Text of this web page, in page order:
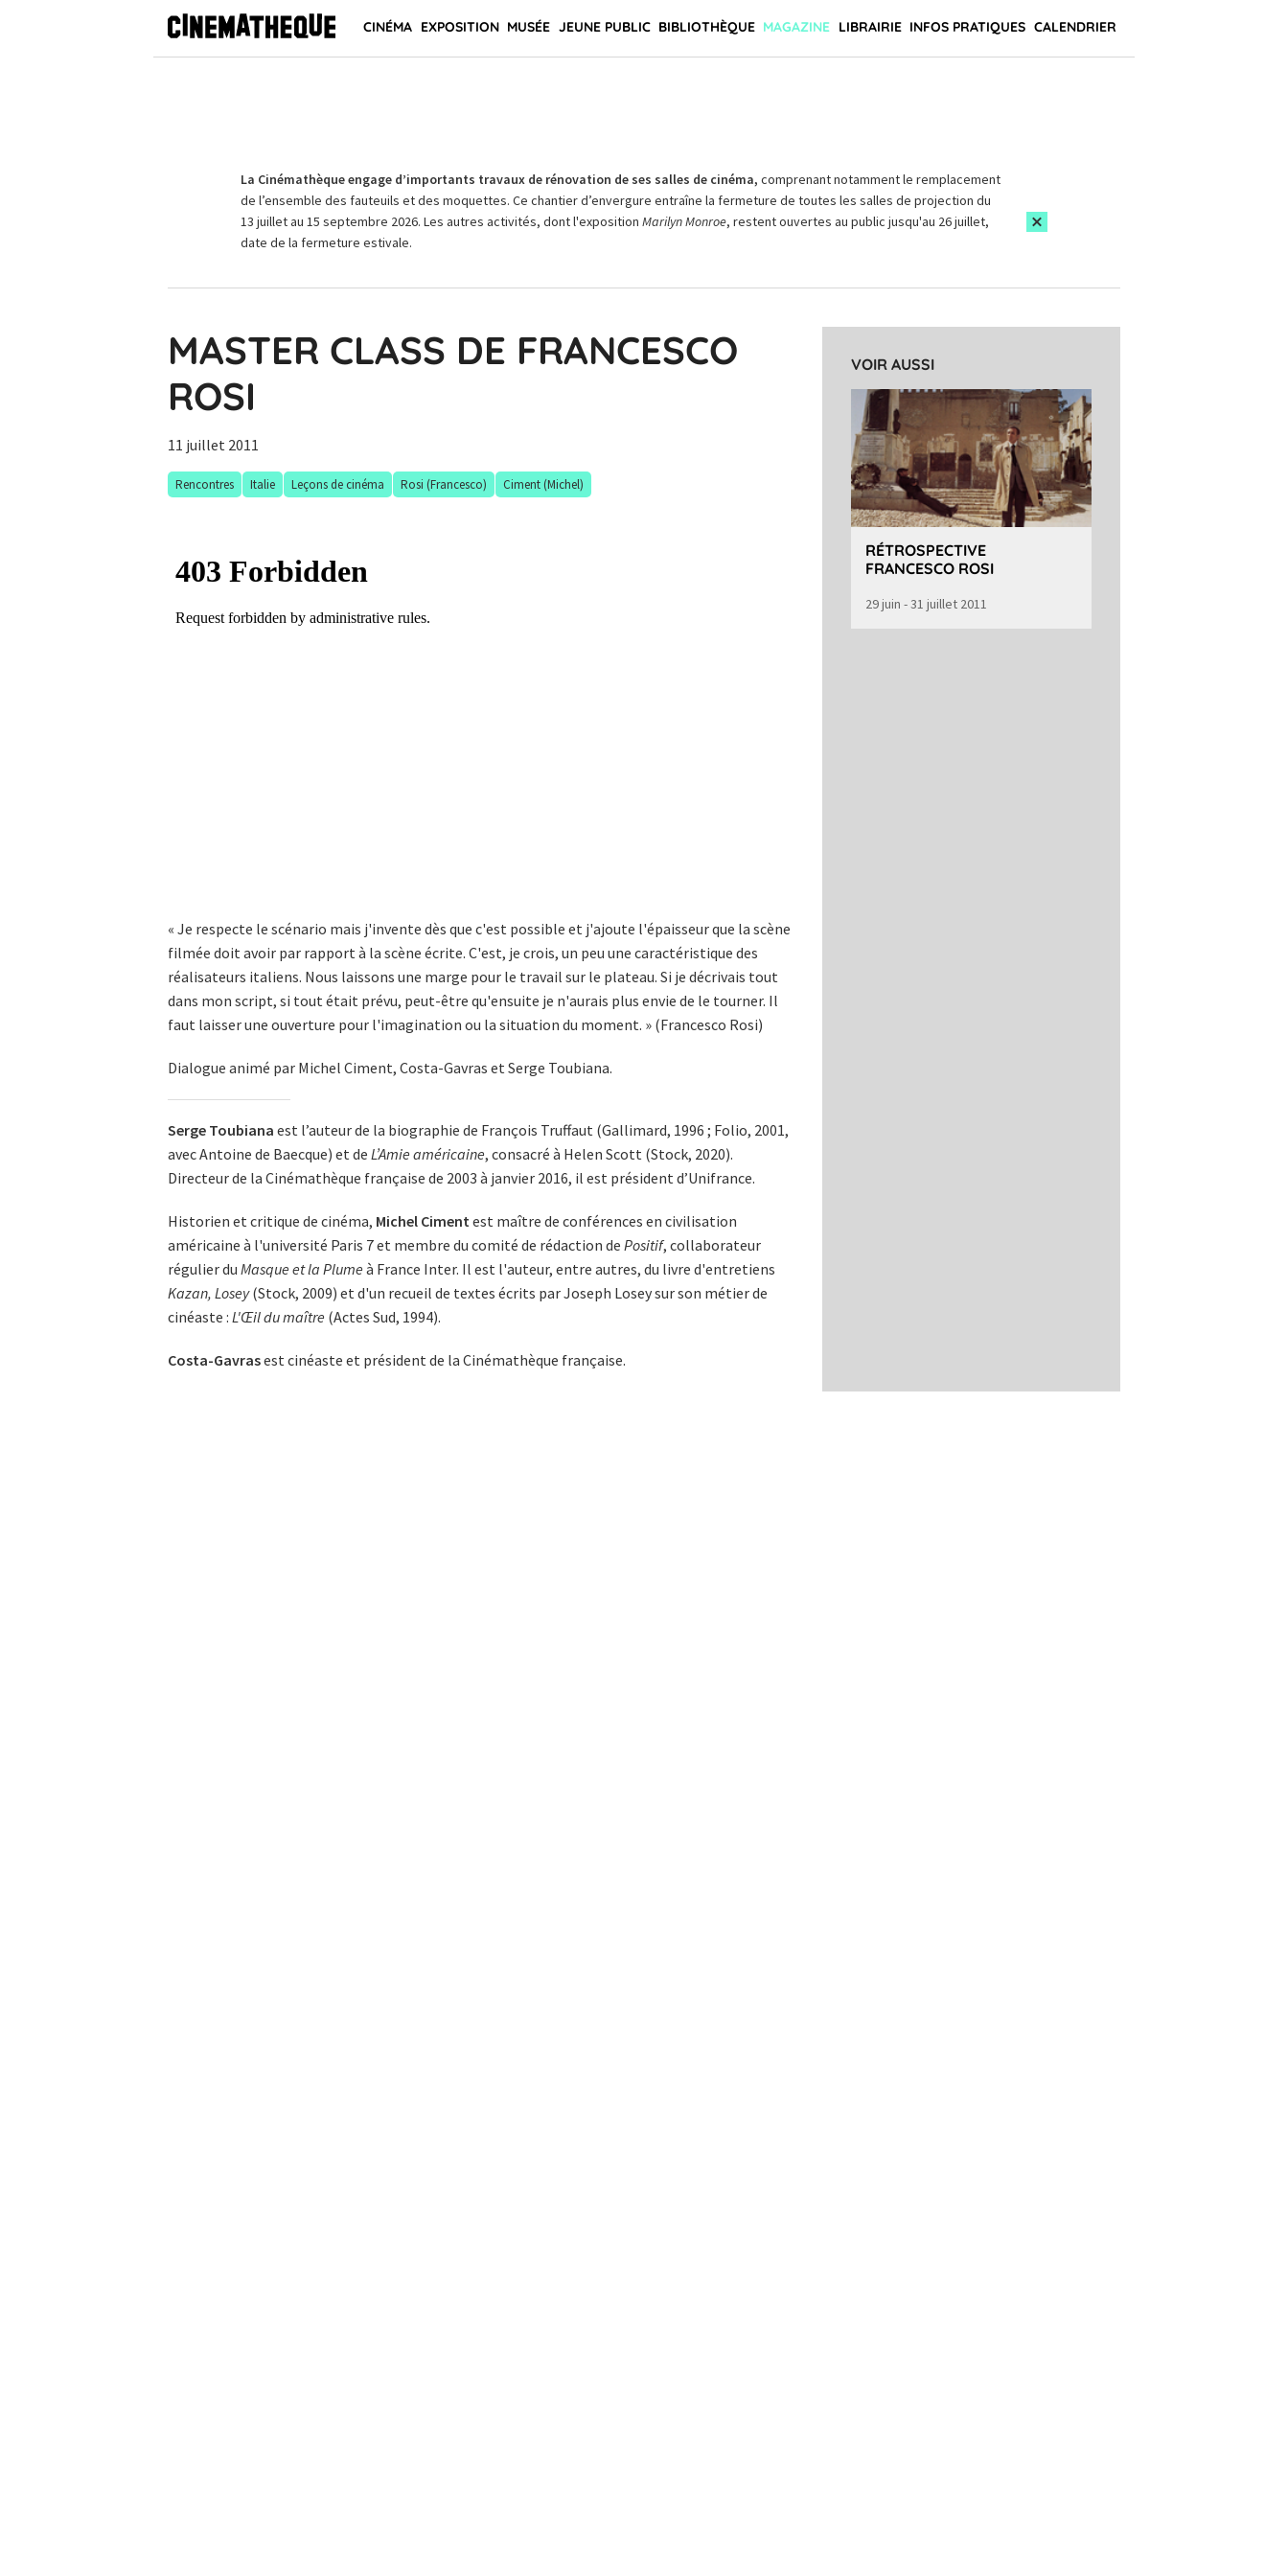
CINÉMA EXPOSITION MUSÉE JEUNE PUBLIC BIBLIOTHÈQUE MAGAZINE LIBRAIRIE INFOS PRATIQUES CALENDRIER
La Cinémathèque engage d’importants travaux de rénovation de ses salles de cinéma, comprenant notamment le remplacement
de l’ensemble des fauteuils et des moquettes. Ce chantier d’envergure entraîne la fermeture de toutes les salles de projection du
13 juillet au 15 septembre 2026. Les autres activités, dont l'exposition Marilyn Monroe, restent ouvertes au public jusqu'au 26 juillet,
date de la fermeture estivale.
MASTER CLASS DE FRANCESCO
ROSI
11 juillet 2011
Rencontres Italie Leçons de cinéma Rosi (Francesco) Ciment (Michel)
« Je respecte le scénario mais j'invente dès que c'est possible et j'ajoute l'épaisseur que la scène
filmée doit avoir par rapport à la scène écrite. C'est, je crois, un peu une caractéristique des
réalisateurs italiens. Nous laissons une marge pour le travail sur le plateau. Si je décrivais tout
dans mon script, si tout était prévu, peut-être qu'ensuite je n'aurais plus envie de le tourner. Il
faut laisser une ouverture pour l'imagination ou la situation du moment. » (Francesco Rosi)
Dialogue animé par Michel Ciment, Costa-Gavras et Serge Toubiana.
Serge Toubiana est l’auteur de la biographie de François Truffaut (Gallimard, 1996 ; Folio, 2001,
avec Antoine de Baecque) et de L’Amie américaine, consacré à Helen Scott (Stock, 2020).
Directeur de la Cinémathèque française de 2003 à janvier 2016, il est président d’Unifrance.
Historien et critique de cinéma, Michel Cimentest maître de conférences en civilisation
américaine à l'université Paris 7 et membre du comité de rédaction de Positif, collaborateur
régulier du Masque et la Plume à France Inter. Il est l'auteur, entre autres, du livre d'entretiens
Kazan, Losey(Stock, 2009) et d'un recueil de textes écrits par Joseph Losey sur son métier de
cinéaste : L'Œil du maître (Actes Sud, 1994).
Costa-Gavrasest cinéaste et président de la Cinémathèque française.
VOIR AUSSI
RÉTROSPECTIVE
FRANCESCO ROSI
29 juin - 31 juillet 2011